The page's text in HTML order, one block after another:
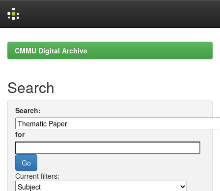
navigationCMMU Digital Archive
Search
Search:
for
Current filters: